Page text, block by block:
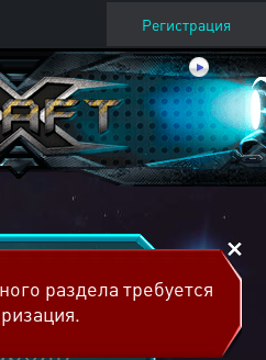
Регистрация
раздела требуется